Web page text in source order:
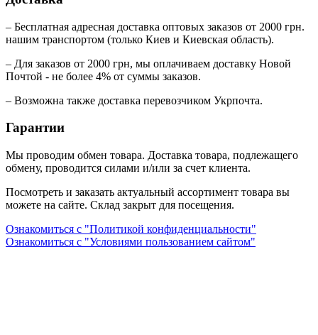
– Бесплатная адресная доставка оптовых заказов от 2000 грн.
нашим транспортом (только Киев и Киевская область).
– Для заказов от 2000 грн, мы оплачиваем доставку Новой
Почтой - не более 4% от суммы заказов.
– Возможна также доставка перевозчиком Укрпочта.
Гарантии
Мы проводим обмен товара. Доставка товара, подлежащего
обмену, проводится силами и/или за счет клиента.
Посмотреть и заказать актуальный ассортимент товара вы
можете на сайте. Склад закрыт для посещения.
Ознакомиться с "Политикой конфиденциальности"
Ознакомиться с "Условиями пользованием сайтом"